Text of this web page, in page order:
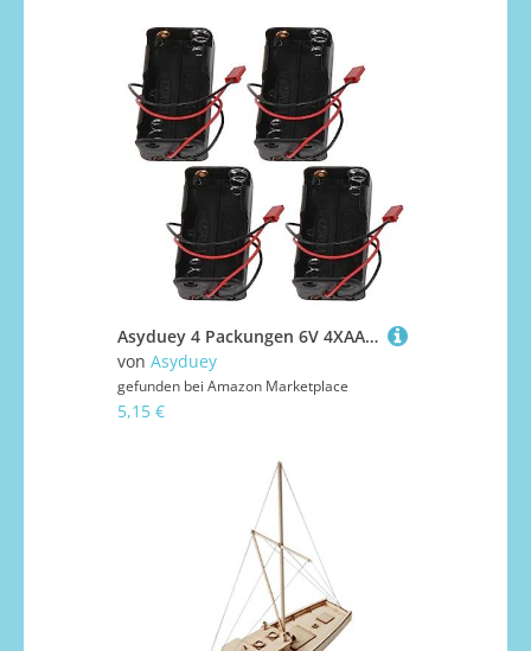
Asyduey 4 Packungen 6V 4XAA Batterie BehäLterkoffer Halten Packungen Kasten JST Plug Receiver für Redcat 1/8 1/10 RC Nitro Power Auto Lastwagen
von Asyduey
gefunden bei Amazon Marketplace
5,15 €